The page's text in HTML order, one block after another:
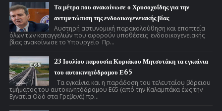
Τα μέτρα που ανακοίνωσε ο Χρυσοχοΐδης για την
αντιμετώπιση της ενδοοικογενειακής βίας
Αυστηρή αστυνομική παρακολούθηση και εποπτεία
όλων των καταγγελιών που αφορούν υποθέσεις ενδοοικογενειακής
βίας ανακοίνωσε το Υπουργείο Πρ...
23 Ιουλίου παρουσία Κυριάκου Μητσοτάκη τα εγκαίνια
του αυτοκινητόδρομου Ε65
Τα εγκαίνια και η παράδοση του τελευταίου βόρειου
τμήματος του αυτοκινητόδρομου Ε65 (από την Καλαμπάκα έως την
Εγνατία Οδό στα Γρεβενά) πρ...